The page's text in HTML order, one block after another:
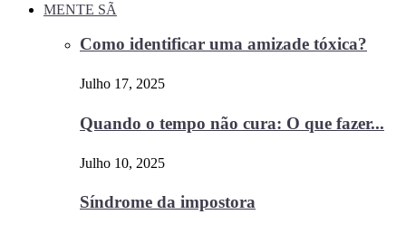
MENTE SÃ
Como identificar uma amizade tóxica?
Julho 17, 2025
Quando o tempo não cura: O que fazer...
Julho 10, 2025
Síndrome da impostora